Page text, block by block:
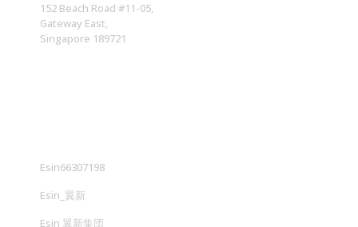
152 Beach Road #11-05,
Gateway East,
Singapore 189721
Esin66307198
Esin_翼新
Esin 翼新集団